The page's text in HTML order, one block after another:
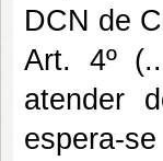
DCN de
Art. 4º
atender
espera-